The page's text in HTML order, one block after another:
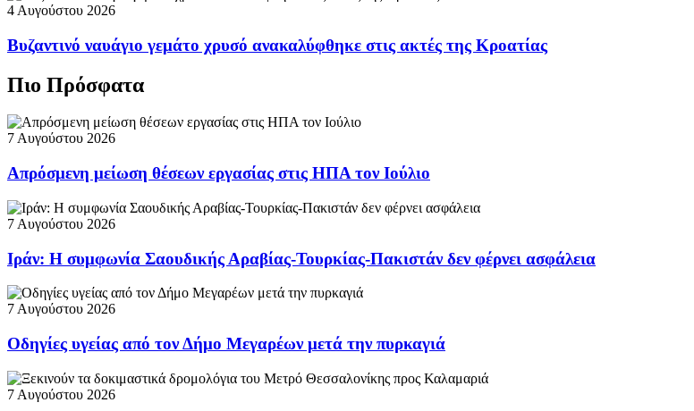
4 Αυγούστου 2026
Βυζαντινό ναυάγιο γεμάτο χρυσό ανακαλύφθηκε στις ακτές της Κροατίας
Πιο Πρόσφατα
7 Αυγούστου 2026
Απρόσμενη μείωση θέσεων εργασίας στις ΗΠΑ τον Ιούλιο
7 Αυγούστου 2026
Ιράν: Η συμφωνία Σαουδικής Αραβίας-Τουρκίας-Πακιστάν δεν φέρνει ασφάλεια
7 Αυγούστου 2026
Οδηγίες υγείας από τον Δήμο Μεγαρέων μετά την πυρκαγιά
7 Αυγούστου 2026